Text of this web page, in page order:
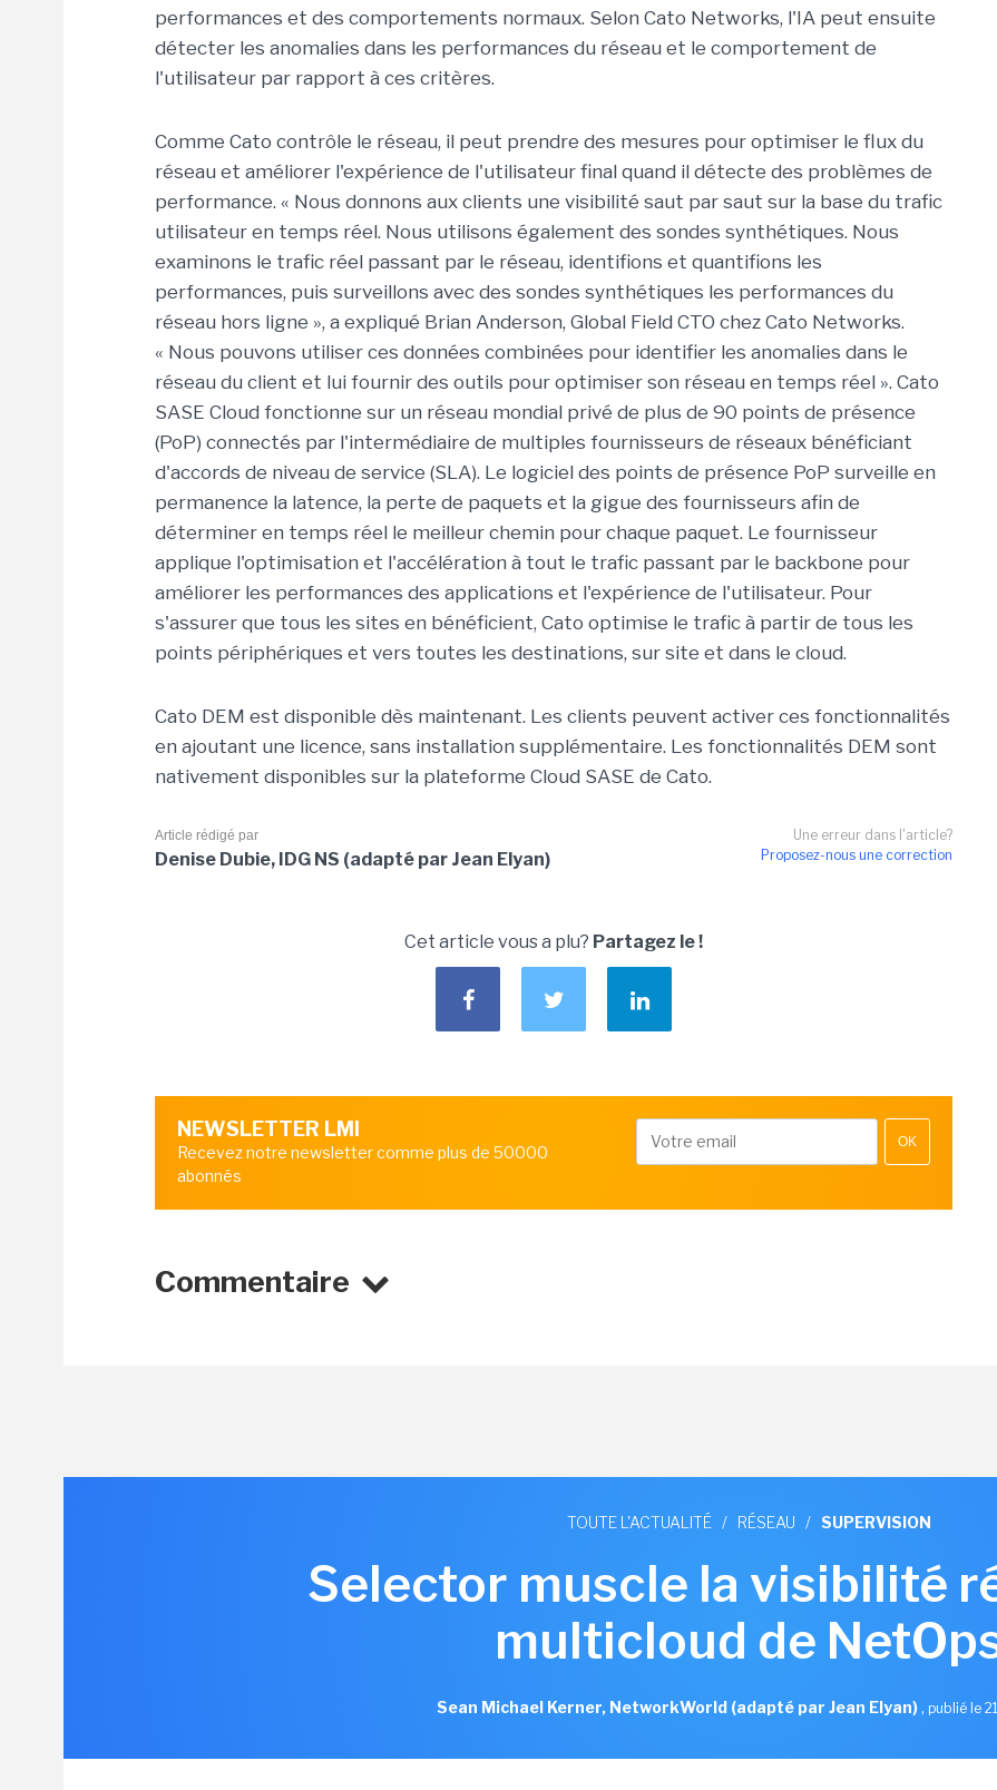
performances et des comportements normaux. Selon Cato Networks, l'IA peut ensuite
détecter les anomalies dans les performances du réseau et le comportement de
l'utilisateur par rapport à ces critères.
Comme Cato contrôle le réseau, il peut prendre des mesures pour optimiser le flux du
réseau et améliorer l'expérience de l'utilisateur final quand il détecte des problèmes de
performance. « Nous donnons aux clients une visibilité saut par saut sur la base du trafic
utilisateur en temps réel. Nous utilisons également des sondes synthétiques. Nous
examinons le trafic réel passant par le réseau, identifions et quantifions les
performances, puis surveillons avec des sondes synthétiques les performances du
réseau hors ligne », a expliqué Brian Anderson, Global Field CTO chez Cato Networks.
« Nous pouvons utiliser ces données combinées pour identifier les anomalies dans le
réseau du client et lui fournir des outils pour optimiser son réseau en temps réel ». Cato
SASE Cloud fonctionne sur un réseau mondial privé de plus de 90 points de présence
(PoP) connectés par l'intermédiaire de multiples fournisseurs de réseaux bénéficiant
d'accords de niveau de service (SLA). Le logiciel des points de présence PoP surveille en
permanence la latence, la perte de paquets et la gigue des fournisseurs afin de
déterminer en temps réel le meilleur chemin pour chaque paquet. Le fournisseur
applique l'optimisation et l'accélération à tout le trafic passant par le backbone pour
améliorer les performances des applications et l'expérience de l'utilisateur. Pour
s'assurer que tous les sites en bénéficient, Cato optimise le trafic à partir de tous les
points périphériques et vers toutes les destinations, sur site et dans le cloud.
Cato DEM est disponible dès maintenant. Les clients peuvent activer ces fonctionnalités
en ajoutant une licence, sans installation supplémentaire. Les fonctionnalités DEM sont
nativement disponibles sur la plateforme Cloud SASE de Cato.
Une erreur dans l'article?
Proposez-nous une correction
Article rédigé par
Denise Dubie, IDG NS (adapté par Jean Elyan)
Cet article vous a plu? Partagez le !
NEWSLETTER LMI
Recevez notre newsletter comme plus de 50000
abonnés
OK
Commentaire
TOUTE L'ACTUALITÉ / RÉSEAU / SUPERVISION
Selector muscle la visibilité
multicloud de
Sean Michael Kerner, NetworkWorld (adapté par Jean Elyan), publié le